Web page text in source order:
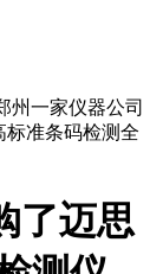
州一家仪器公司
标准条码检测全
了迈思